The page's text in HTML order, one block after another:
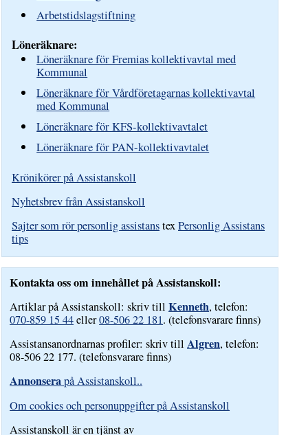
Arbetstidslagstiftning
Löneräknare:
Löneräknare för Fremias kollektivavtal med
Kommunal
Löneräknare för Vårdföretagarnas kollektivavtal
med Kommunal
Löneräknare för KFS-kollektivavtalet
Löneräknare för PAN-kollektivavtalet
Krönikörer på Assistanskoll
Nyhetsbrev från Assistanskoll
Sajter som rör personlig assistanstexPersonlig Assistans
tips
Kontakta oss om innehållet på Assistanskoll:
Artiklar på Assistanskoll: skriv tillKenneth, telefon:
070-859 15 44eller08-506 22 181. (telefonsvarare finns)
Assistansanordnarnas profiler: skriv tillAlgren, telefon:
08-506 22 177. (telefonsvarare finns)
Annonserapå Assistanskoll..
Om cookies och personuppgifter på Assistanskoll
Assistanskoll är en tjänst av